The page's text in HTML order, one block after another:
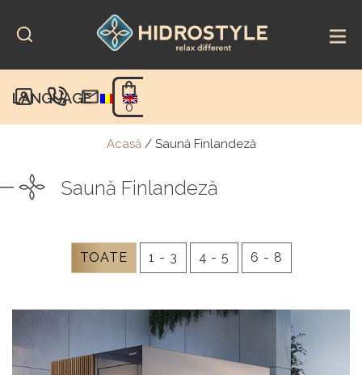
content
LANGUAGE
0
Acasă / Saună Finlandeză
Saună Finlandeză
TOATE 1 - 3 4 - 5 6 - 8